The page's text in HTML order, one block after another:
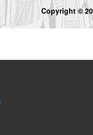
Copyright ©